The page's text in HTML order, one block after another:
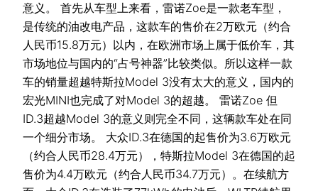
意义。 首先从车型上来看，雷诺Zoe是一款老车型，
是传统的油改电产品，这款车的售价在2万欧元（约合
人民币15.8万元）以内，在欧洲市场上属于低价车，其
市场地位与国内的“占号神器”比较类似。所以这样一款
车的销量超越特斯拉Model 3没有太大的意义，国内的
宏光MINI也完成了对Model 3的超越。 雷诺Zoe 但
ID.3超越Model 3的意义则完全不同，这辆款车处在同
一个细分市场。 大众ID.3在德国的起售价为3.6万欧元
（约合人民币28.4万元），特斯拉Model 3在德国的起
售价为4.4万欧元（约合人民币34.7万元）。在续航方